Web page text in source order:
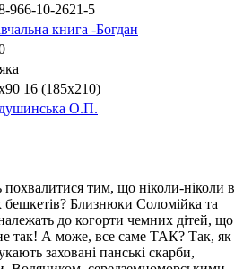
966-10-2621-5
книга -Богдан
16 (185х210)
О.П.
похвалитися тим, що ніколи-ніколи в
бешкетів? Близнюки Соломійка та
до когорти чемних дітей, що
так! А може, все саме ТАК? Так, як
заховані панські скарби,